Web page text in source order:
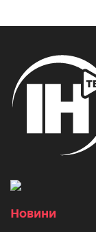
Новини